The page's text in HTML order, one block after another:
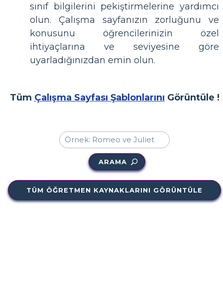
sınıf bilgilerini pekiştirmelerine yardımcı
olun. Çalışma sayfanızın zorluğunu ve
konusunu öğrencilerinizin özel
ihtiyaçlarına ve seviyesine göre
uyarladığınızdan emin olun.
Tüm Çalışma Sayfası Şablonlarını Görüntüle !
ARAMA
TÜM ÖĞRETMEN KAYNAKLARINI GÖRÜNTÜLE